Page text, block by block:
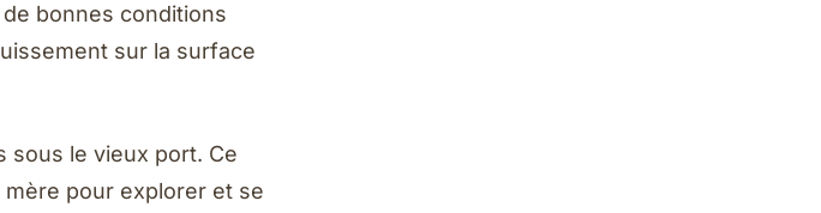
bonnes conditions
sur la surface
sous le vieux port. Ce
pour explorer et se